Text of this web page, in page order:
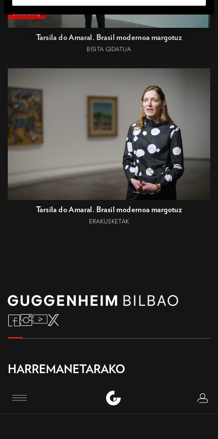
Menu
Community
Tarsila do Amaral. Brasil modernoa margotuz
BISITA GIDATUA
Tarsila do Amaral. Brasil modernoa margotuz
ERAKUSKETAK
HARREMANETARAKO